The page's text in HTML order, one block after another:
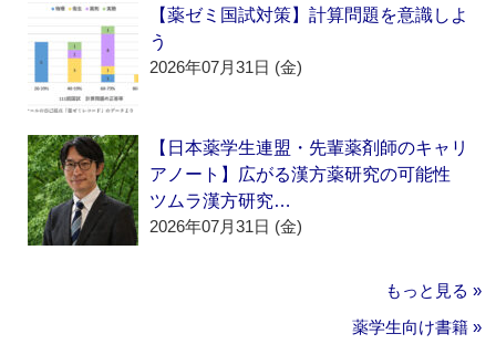
【薬ゼミ国試対策】計算問題を意識しよ
う
2026年07月31日 (金)
【日本薬学生連盟・先輩薬剤師のキャリ
アノート】広がる漢方薬研究の可能性
ツムラ漢方研究…
2026年07月31日 (金)
もっと見る »
薬学生向け書籍 »